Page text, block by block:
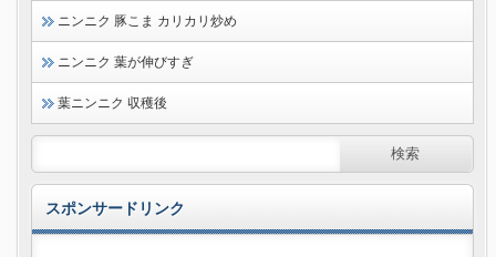
ニンニク 豚こま カリカリ炒め
ニンニク 葉が伸びすぎ
葉ニンニク 収穫後
スポンサードリンク